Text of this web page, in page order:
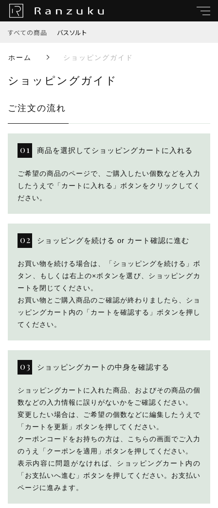
すべての商品 バスソルト
ホーム ショッピングガイド
ショッピングガイド
ご注文の流れ
商品を選択してショッピングカートに入れる
ご希望の商品のページで、ご購入したい個数などを入力
したうえで「カートに入れる」ボタンをクリックしてく
ださい。
ショッピングを続ける or カート確認に進む
お買い物を続ける場合は、「ショッピングを続ける」ボ
タン、もしくは右上の×ボタンを選び、ショッピングカ
ートを閉じてください。
お買い物とご購入商品のご確認が終わりましたら、ショ
ッピングカート内の「カートを確認する」ボタンを押し
てください。
ショッピングカートの中身を確認する
ショッピングカートに入れた商品、およびその商品の個
数などの入力情報に誤りがないかをご確認ください。
変更したい場合は、ご希望の個数などに編集したうえで
「カートを更新」ボタンを押してください。
クーポンコードをお持ちの方は、こちらの画面でご入力
のうえ「クーポンを適用」ボタンを押してください。
表示内容に問題がなければ、ショッピングカート内の
「お支払いへ進む」ボタンを押してください。お支払い
ページに進みます。
並び順
その他
セール